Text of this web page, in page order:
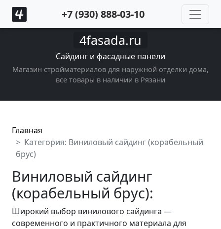
+7 (930) 888-03-10
4fasada.ru
Сайдинг и фасадные панели
Магазин стройматериалов для наружной отделки дома,
все товары в наличии в Рязани
Главная
Категория: Виниловый сайдинг (корабельный
брус)
Виниловый сайдинг
(корабельный брус):
Широкий выбор винилового сайдинга —
современного и практичного материала для